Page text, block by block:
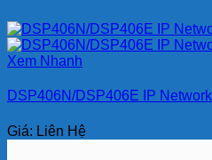
Xem Nhanh
DSP406N/DSP406E IP
Giá: Liên Hệ